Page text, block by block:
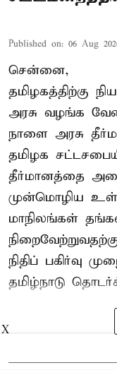
Published on: 06 Aug
சென்னை,
தமிழகத்திற்கு
அரசு வழங்க
நாளை அரசு
தமிழக
தீர்மானத்தை
முன்மொழிய
மாநிலங்கள்
நிதிப் பகிர்வு
தமிழ்நாடு
X